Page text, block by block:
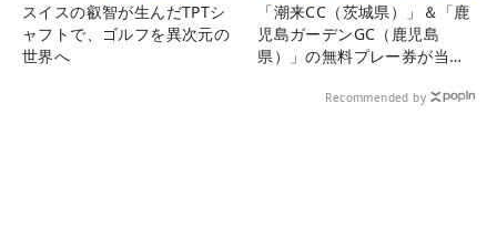
スイスの叡智が生んだTPTシ
ャフトで、ゴルフを異次元の
世界へ
「潮来CC（茨城県）」＆「鹿
児島ガーデンGC（鹿児島
県）」の無料プレー券が当た
Recommended by